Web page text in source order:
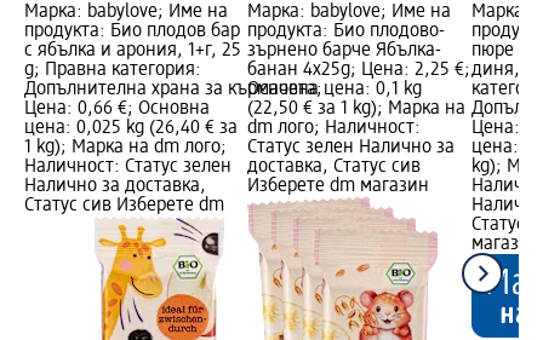
Марка: babylove; Име на
продукта: Био плодов бар
с ябълка и арония, 1+г, 25
g; Правна категория:
Допълнителна храна за кърмачета;
Цена: 0,66 €; Основна
цена: 0,025 kg (26,40 € за
1 kg); Марка на dm лого;
Наличност: Статус зелен
Налично за доставка,
Статус сив Изберете dm
Марка: babylove; Име на
продукта: Био плодово-
зърнено барче Ябълка-
банан 4x25g; Цена: 2,25 €;
Основна цена: 0,1 kg
(22,50 € за 1 kg); Марка на
dm лого; Наличност:
Статус зелен Налично за
доставка, Статус сив
Изберете dm магазин
Марка:
пюре с
диня,
Цена:
цена:
kg);
Статус
магазин